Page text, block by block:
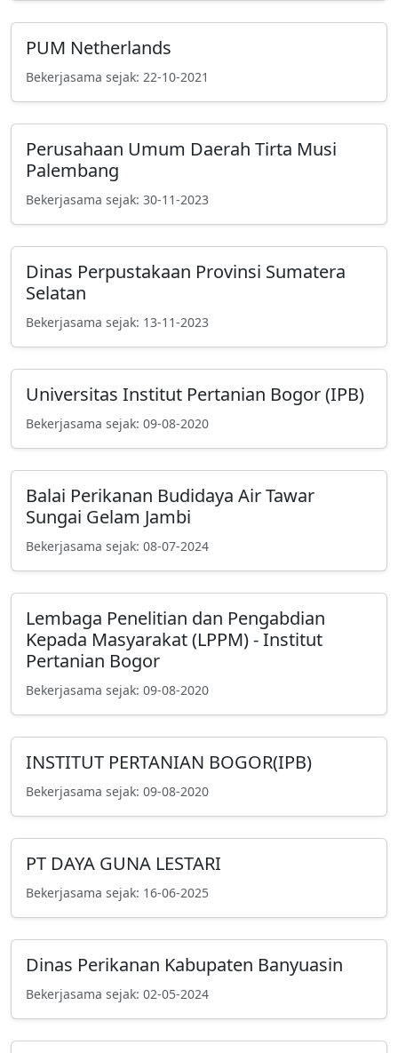
PUM Netherlands
Bekerjasama sejak: 22-10-2021
Perusahaan Umum Daerah Tirta Musi
Palembang
Bekerjasama sejak: 30-11-2023
Dinas Perpustakaan Provinsi Sumatera
Selatan
Bekerjasama sejak: 13-11-2023
Universitas Institut Pertanian Bogor (IPB)
Bekerjasama sejak: 09-08-2020
Balai Perikanan Budidaya Air Tawar
Sungai Gelam Jambi
Bekerjasama sejak: 08-07-2024
Lembaga Penelitian dan Pengabdian
Kepada Masyarakat (LPPM) - Institut
Pertanian Bogor
Bekerjasama sejak: 09-08-2020
INSTITUT PERTANIAN BOGOR(IPB)
Bekerjasama sejak: 09-08-2020
PT DAYA GUNA LESTARI
Bekerjasama sejak: 16-06-2025
Dinas Perikanan Kabupaten Banyuasin
Bekerjasama sejak: 02-05-2024